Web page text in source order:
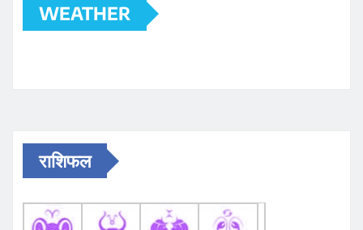
WEATHER
राशिफल